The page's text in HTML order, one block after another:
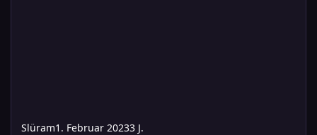
Slüram1. Februar 20233 J.